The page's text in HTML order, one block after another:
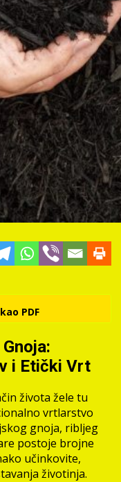
PDF
i Etički Vrt
života žele tu
vrtlarstvo
gnoja, ribljeg
postoje brojne
učinkovite,
životinja.